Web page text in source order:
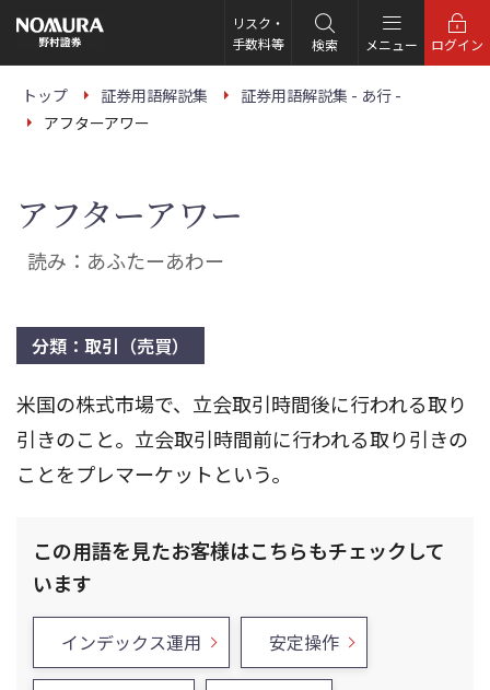
の
ー
リスク・
手数料等
検索 メニュー ログイン
トップ 証券用語解説集
証券用語解説集 - あ行 -
アフターアワー
アフターアワー
読み：あふたーあわー
分類：取引（売買）
米国の株式市場で、立会取引時間後に行われる取り
引きのこと。立会取引時間前に行われる取り引きの
ことをプレマーケットという。
この用語を見たお客様はこちらもチェックして
います
インデックス運用 安定操作